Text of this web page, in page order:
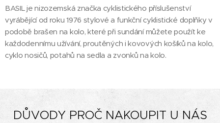
BASIL je nizozemská značka cyklistického příslušenství
vyrábějící od roku 1976 stylové a funkční cyklistické doplňky v
podobě brašen na kolo, které při sundání můžete použít ke
každodennímu užívání, proutěných i kovových košíků na kolo,
cyklo nosičů, potahů na sedla a zvonků na kolo.
DŮVODY PROČ NAKOUPIT U NÁS